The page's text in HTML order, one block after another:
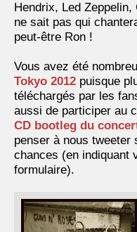
Hendrix, Led
ne sait pas qui
peut-être Ron !
Vous avez été
Tokyo 2012 puisque
téléchargés par les
aussi de participer au
CD bootleg du
penser à nous tweeter
chances (en indiquant
formulaire).